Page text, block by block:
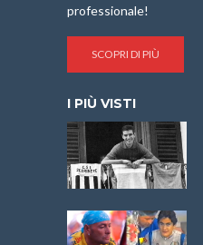
professionale!
SCOPRI DI PIÙ
I PIÙ VISTI